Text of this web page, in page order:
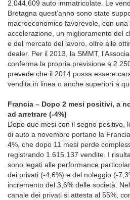
2.044.609 auto immatricolate. Le
Bretagna quest’anno sono state
macroeconomico favorevole, con una
accelerazione, un miglioramento del
e del mercato del lavoro, oltre alle
dealer. Per il 2013, la SMMT,
conferma la propria previsione a
prevede che il 2014 possa essere
vendita in linea o anche superiori a
Francia – Dopo 2 mesi positivi, a
ad arretrare (-4%)
Dopo due mesi con il segno positivo,
di auto a novembre portano la
4%, che dopo 11 mesi perde
registrando 1.615.137 vendite. I
sono legati alle performance
dei privati (-4,6%) e del noleggio (-
incremento del 3,6% delle società.
canale dei privati si attesta al 55%,